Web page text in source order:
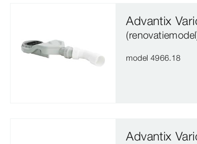
Advantix
model 4966.18
Advantix